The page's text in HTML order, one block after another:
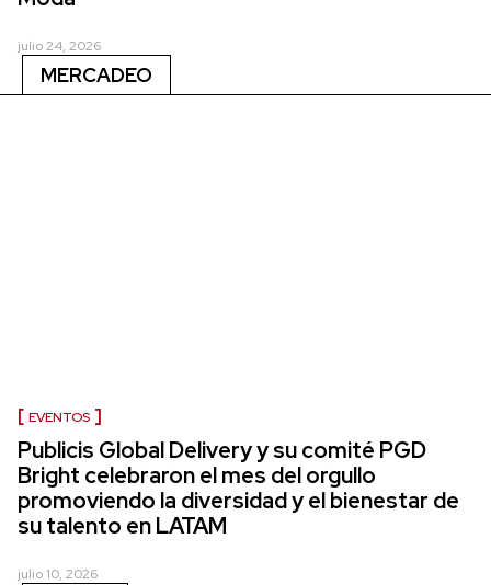
julio 24, 2026
MERCADEO
EVENTOS
Publicis Global Delivery y su comité PGD
Bright celebraron el mes del orgullo
promoviendo la diversidad y el bienestar de
su talento en LATAM
julio 10, 2026